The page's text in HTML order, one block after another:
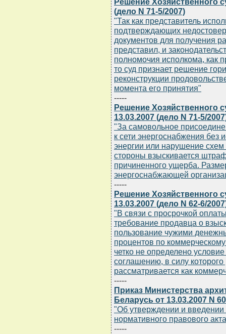
(дело N 71-5/2007)
"Так как представитель
подтверждающих
документов для получения
представил, и
полномочия исполкома, как
то суд признает решение
реконструкции
момента его принятия"
-----
Решение Хозяйственного
13.03.2007 (дело N 71-5/
"За самовольное
к сети энергоснабжения без
энергии или нарушение
стороны взыскивается
причиненного ущерба.
энергоснабжающей
-----
Решение Хозяйственного
13.03.2007 (дело N 62-6/
"В связи с просрочкой
требование продавца о
пользование чужими
процентов по коммерческому
четко не определено
соглашению, в силу
рассматривается как
-----
Приказ Министерства
Беларусь от 13.03.2007 N 60
"Об утверждении и введении
нормативного правового
-----